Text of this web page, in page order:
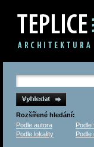
Rozšířené hledání:
Podle autora
Podle
Podle lokality
Podle